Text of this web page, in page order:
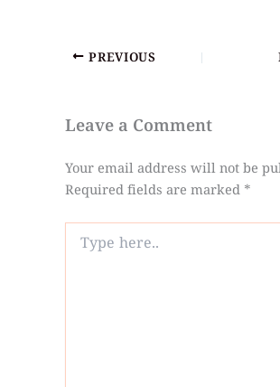
PREVIOUS
Leave a Comment
Your email address will not be
Required fields are marked *
here..